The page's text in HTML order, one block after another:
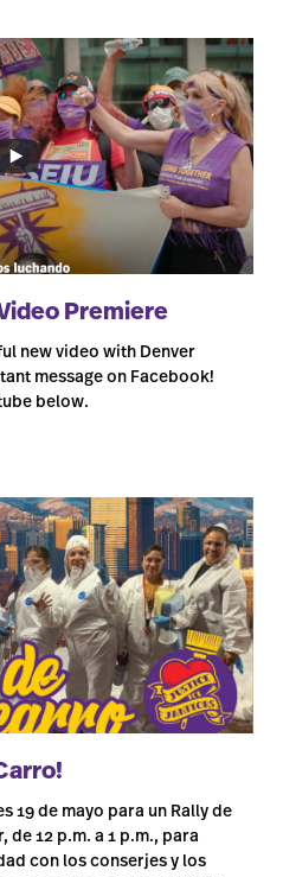
Premiere
new video with Denver
message on Facebook!
below.
19 de mayo para un Rally de
de 12 p.m. a 1 p.m., para
con los conserjes y los